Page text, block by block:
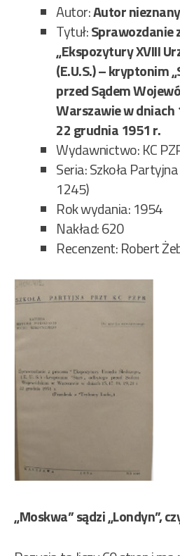
Autor:Autor nieznany
Tytuł:Sprawozdanie
„Ekspozytury XVIII
(E.U.S.) – kryptonim
przed Sądem
Warszawie w dniach
22 grudnia 1951 r.
Wydawnictwo: KC
Seria: Szkoła
1245)
Rok wydania: 1954
Nakład: 620
Recenzent: Robert
„Moskwa” sądzi „Londyn”,